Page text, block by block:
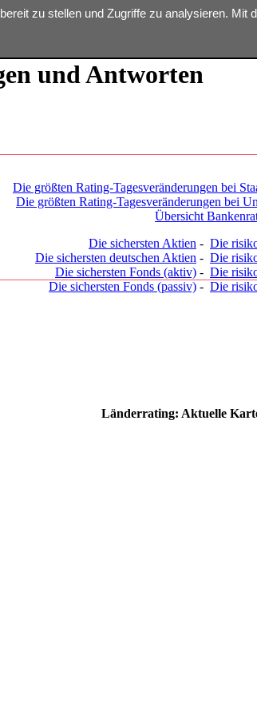
und Antworten
Die größten Rating-Tagesveränderungen bei
Die größten Rating-Tagesveränderungen bei
Übersicht
Die sichersten Aktien - Die
Die sichersten deutschen Aktien - Die
Die sichersten Fonds (aktiv) - Die
Die sichersten Fonds (passiv) - Die
zu stellen und Zugriffe zu analysieren.
Länderrating: Aktuelle